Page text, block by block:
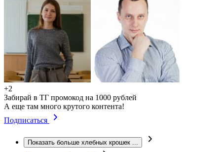
+2
Забирай в ТГ промокод на 1000 рублей
А еще там много крутого контента!
Подписаться
Показать больше хлебных крошек ...